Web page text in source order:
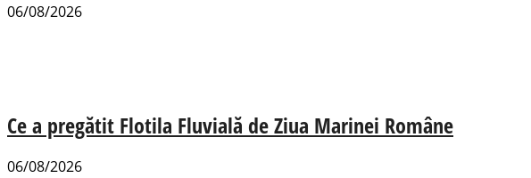
06/08/2026
Ce a pregătit Flotila Fluvială de Ziua Marinei Române
06/08/2026